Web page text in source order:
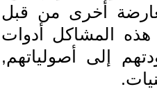
أخرى من قبل
هذه المشاكل أدوات
إلى أصولياتهم,